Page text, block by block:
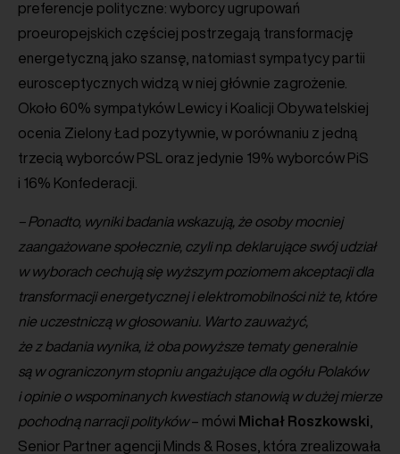
preferencje polityczne: wyborcy ugrupowań
proeuropejskich częściej postrzegają transformację
energetyczną jako szansę, natomiast sympatycy partii
eurosceptycznych widzą w niej głównie zagrożenie.
Około 60% sympatyków Lewicy i Koalicji Obywatelskiej
ocenia Zielony Ład pozytywnie, w porównaniu z jedną
trzecią wyborców PSL oraz jedynie 19% wyborców PiS
i 16% Konfederacji.
– Ponadto, wyniki badania wskazują, że osoby mocniej
zaangażowane społecznie, czyli np. deklarujące swój udział
w wyborach cechują się wyższym poziomem akceptacji dla
transformacji energetycznej i elektromobilności niż te, które
nie uczestniczą w głosowaniu. Warto zauważyć,
że z badania wynika, iż oba powyższe tematy generalnie
są w ograniczonym stopniu angażujące dla ogółu Polaków
i opinie o wspominanych kwestiach stanowią w dużej mierze
pochodną narracji polityków– mówi Michał Roszkowski
Senior Partner agencji Minds & Roses, która zrealizowała